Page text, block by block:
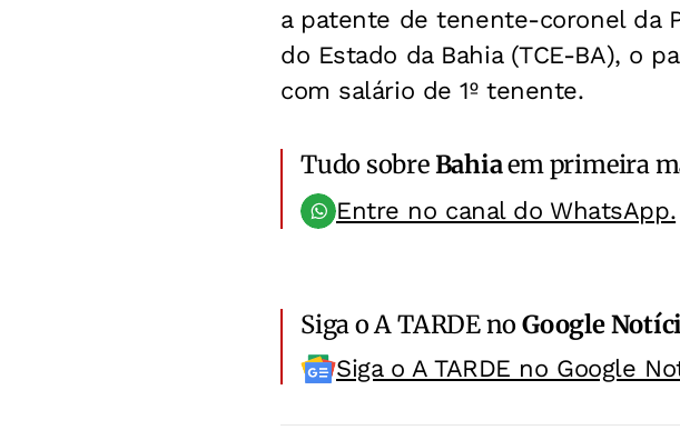
a patente de tenente-coronel da
do Estado da Bahia (TCE-BA), o
com salário de 1º tenente.
Tudo sobreBahiaem primeira
Entre no canal do WhatsApp.
Siga o A TARDE noGoogle
Siga o A TARDE no Google